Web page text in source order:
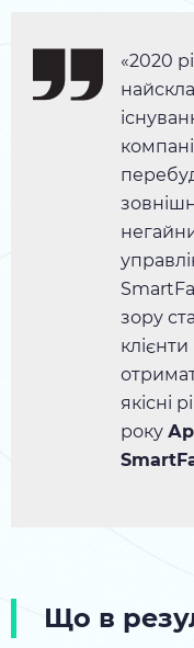
«2020
зору
якісні
року
Що в